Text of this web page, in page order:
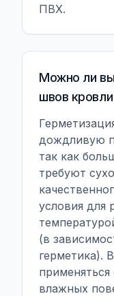
ПВХ.
Можно ли
швов
дождливую
так как
требуют
условия для
(в
герметика).
влажных